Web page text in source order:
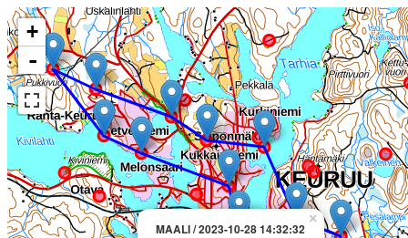
×
MAALI / 2023-10-28 14:32:32
+
-